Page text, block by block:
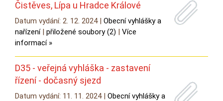
Čistěves, Lípa u Hradce Králové
Datum vydání: 2. 12. 2024 | Obecní vyhlášky a
nařízení| přiložené soubory (2) | Více
informací »
D35 - veřejná vyhláška - zastavení
řízení - dočasný sjezd
Datum vydání: 11. 11. 2024 | Obecní vyhlášky a